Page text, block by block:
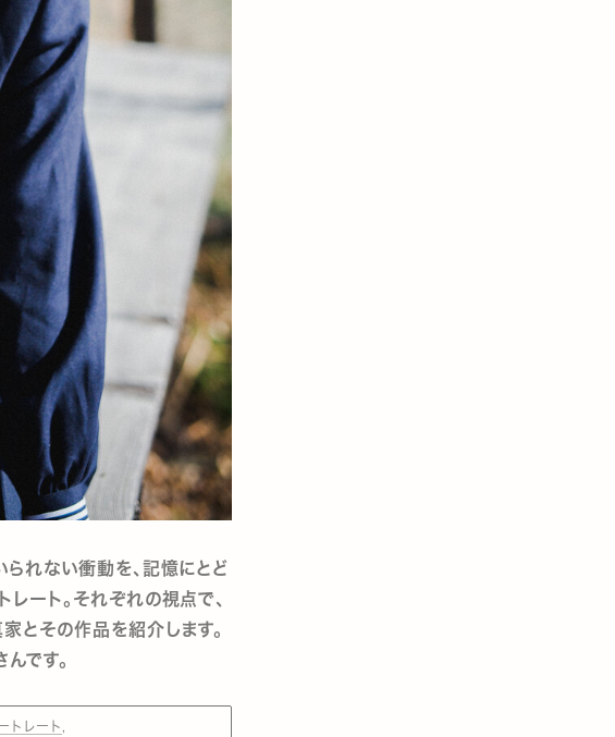
られない衝動を、記憶にとど
ート。それぞれの視点で、
とその作品を紹介します。
です。
トレート